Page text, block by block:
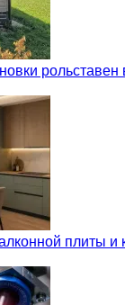
рольставен
плиты и